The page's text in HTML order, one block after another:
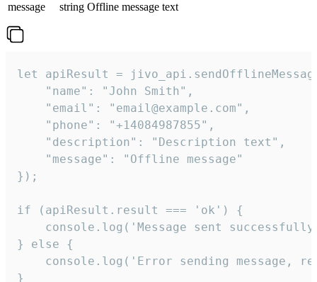
message
string Offline message text
let apiResult =
    "name": "John Smith",
    "email": "email@example.com",
    "phone": "+14084987855",
    "description": "Description text",
    "message": "Offline message"
});
if (apiResult.result === 'ok') {
console.log('Message sent
} else {
console.log('Error sending message,
}